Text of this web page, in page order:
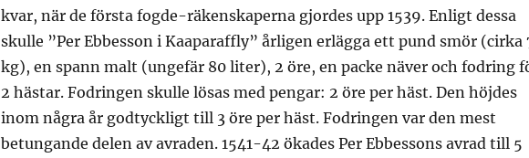
kvar, när de första fogde-räkenskaperna gjordes upp 1539. Enligt dessa
skulle ”Per Ebbesson i Kaaparaffly” årligen erlägga ett pund smör (cirka
kg), en spann malt (ungefär 80 liter), 2 öre, en packe näver och fodring
2 hästar. Fodringen skulle lösas med pengar: 2 öre per häst. Den höjdes
inom några år godtyckligt till 3 öre per häst. Fodringen var den mest
betungande delen av avraden. 1541-42 ökades Per Ebbessons avrad till 5